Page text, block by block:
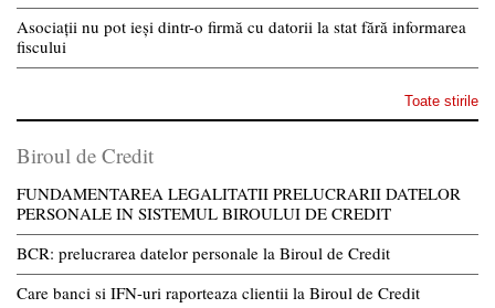
Asociații nu pot ieși dintr-o firmă cu datorii la stat fără informarea
fiscului
Toate stirile
Biroul de Credit
FUNDAMENTAREA LEGALITATII PRELUCRARII DATELOR
PERSONALE IN SISTEMUL BIROULUI DE CREDIT
BCR: prelucrarea datelor personale la Biroul de Credit
Care banci si IFN-uri raporteaza clientii la Biroul de Credit